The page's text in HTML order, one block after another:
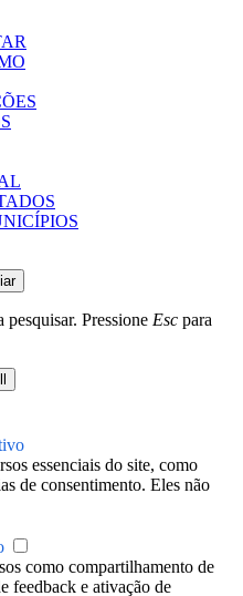
pesquisar. Pressione Esc para
essenciais do site, como
de consentimento. Eles não
como compartilhamento de
feedback e ativação de